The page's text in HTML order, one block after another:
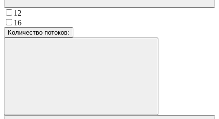
12
16
Количество потоков: